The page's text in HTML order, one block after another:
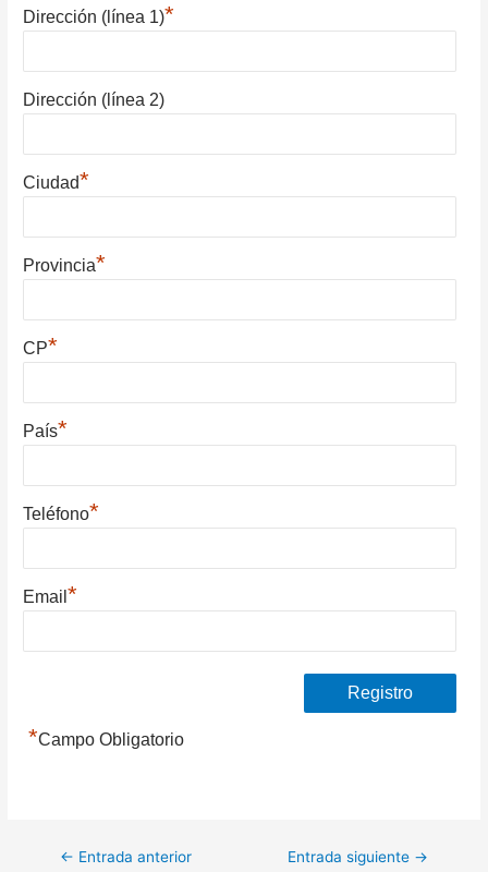
Dirección (línea 1)*
Dirección (línea 2)
Ciudad*
Provincia*
CP*
País*
Teléfono*
Email*
*Campo Obligatorio
Navegación
← Entrada anterior Entrada siguiente →